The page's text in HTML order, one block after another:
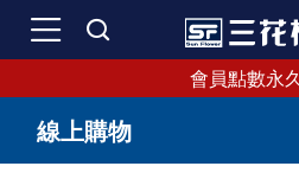
會員點數永
線上購物